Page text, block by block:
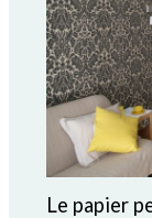
Le papier